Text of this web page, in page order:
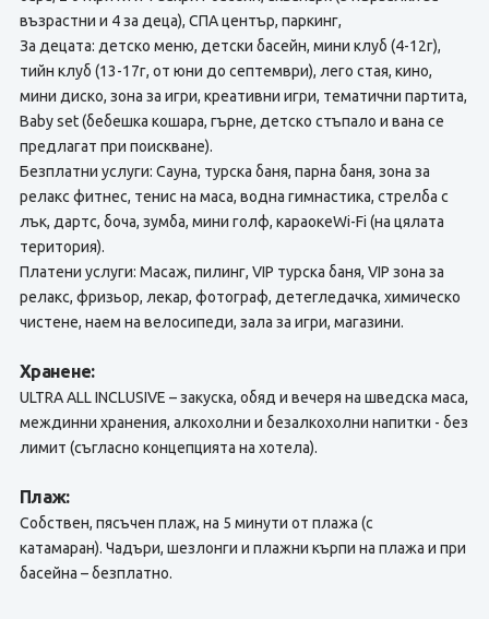
възрастни и 4 за деца), СПА център, паркинг,
За децата: детско меню, детски басейн, мини клуб (4-12г),
тийн клуб (13-17г, от юни до септември), лего стая, кино,
мини диско, зона за игри, креативни игри, тематични партита,
Baby set (бебешка кошара, гърне, детско стъпало и вана се
предлагат при поискване).
Безплатни услуги: Сауна, турска баня, парна баня, зона за
релакс фитнес, тенис на маса, водна гимнастика, стрелба с
лък, дартс, боча, зумба, мини голф, караокеWi-Fi (на цялата
територия).
Платени услуги: Масаж, пилинг, VIP турска баня, VIP зона за
релакс, фризьор, лекар, фотограф, детегледачка, химическо
чистене, наем на велосипеди, зала за игри, магазини.
Хранене:
ULTRA ALL INCLUSIVE – закуска, обяд и вечеря на шведска маса,
междинни хранения, алкохолни и безалкохолни напитки - без
лимит (съгласно концепцията на хотела).
Плаж:
Собствен, пясъчен плаж, на 5 минути от плажа (с
катамаран). Чадъри, шезлонги и плажни кърпи на плажа и при
басейна – безплатно.